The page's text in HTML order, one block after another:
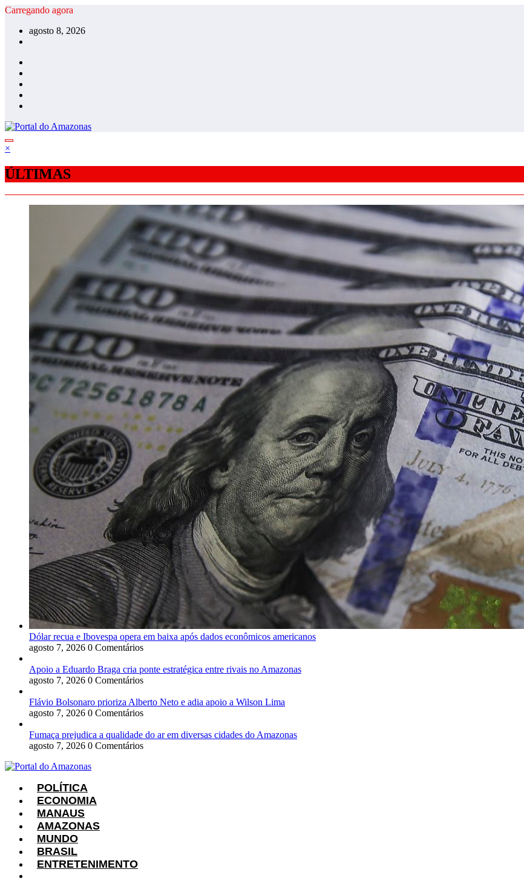
Pular
conteúdo
Carregando agora
agosto 8, 2026
×
ÚLTIMAS
Dólar recua e Ibovespa opera em baixa após dados econômicos americanos
agosto 7, 2026 0 Comentários
Apoio a Eduardo Braga cria ponte estratégica entre rivais no Amazonas
agosto 7, 2026 0 Comentários
Flávio Bolsonaro prioriza Alberto Neto e adia apoio a Wilson Lima
agosto 7, 2026 0 Comentários
Fumaça prejudica a qualidade do ar em diversas cidades do Amazonas
agosto 7, 2026 0 Comentários
POLÍTICA
ECONOMIA
MANAUS
AMAZONAS
MUNDO
BRASIL
ENTRETENIMENTO